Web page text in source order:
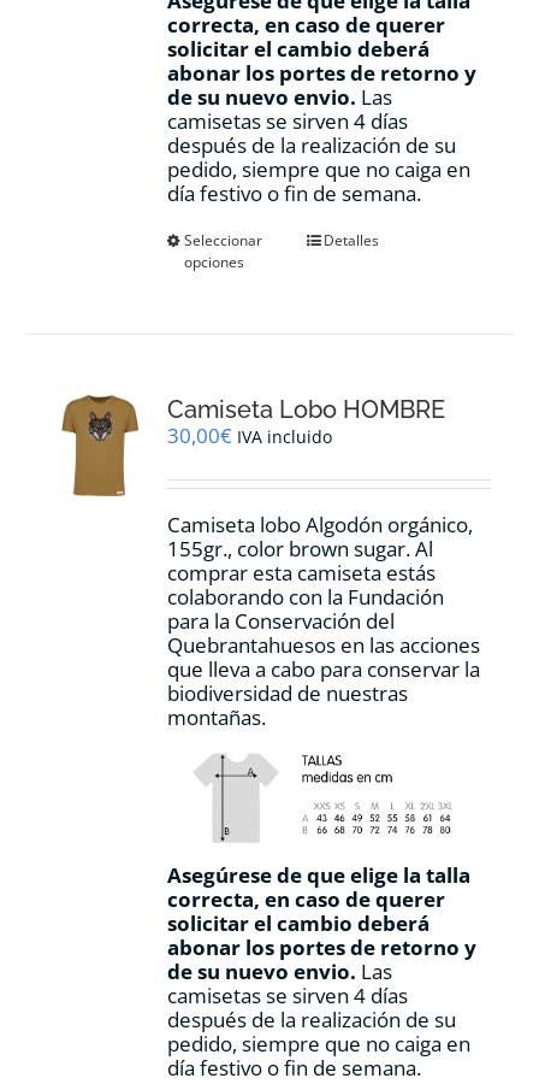
correcta, en caso de querer
solicitar el cambio deberá
abonar los portes de retorno y
de su nuevo envio. Las
camisetas se sirven 4 días
después de la realización de su
pedido, siempre que no caiga en
día festivo o fin de semana.
Seleccionar
opciones
Este
se
pueden
en
página
de
producto
Detalles
Camiseta Lobo HOMBRE
30,00€ IVA incluido
Camiseta lobo Algodón orgánico,
155gr., color brown sugar.Al
comprar esta camiseta estás
colaborando con la Fundación
para la Conservación del
Quebrantahuesos en las acciones
que lleva a cabo para conservar la
biodiversidad de nuestras
montañas.
Asegúrese de que elige la talla
correcta, en caso de querer
solicitar el cambio deberá
abonar los portes de retorno y
de su nuevo envio. Las
camisetas se sirven 4 días
después de la realización de su
pedido, siempre que no caiga en
día festivo o fin de semana.